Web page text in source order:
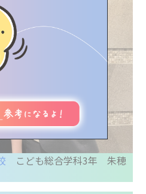
職種紹介
トビ診断
学校を探す
に⼊り記事
ベント予約もできるよ
more
こども総合学科3年 朱穂